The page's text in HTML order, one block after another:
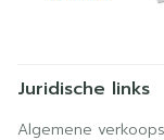
Juridische links
Algemene